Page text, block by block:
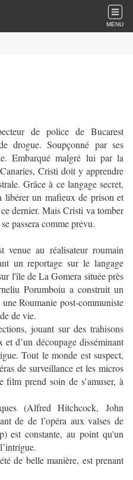
MENU
de police de Bucarest
drogue. Soupçonné par ses
Embarqué malgré lui par la
Cristi doit y apprendre
Grâce à ce langage secret,
libérer un mafieux de prison et
dernier. Mais Cristi va tomber
passera comme prévu.
au réalisateur roumain
un reportage sur le langage
l'île de La Gomera située près
Porumboiu a construit un
Roumanie post-communiste
de vie.
jouant sur des trahisons
et d’un découpage disséminant
Tout le monde est suspect,
de surveillance et les micros
film prend soin de s’amuser, à
(Alfred Hitchcock, John
de de l’opéra aux valses de
est constante, au point qu'un
de belle manière, est prenant